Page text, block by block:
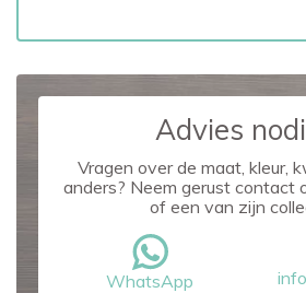
Advies
Vragen over de maat, kleur,
anders? Neem gerust contact
of een van zijn
WhatsApp